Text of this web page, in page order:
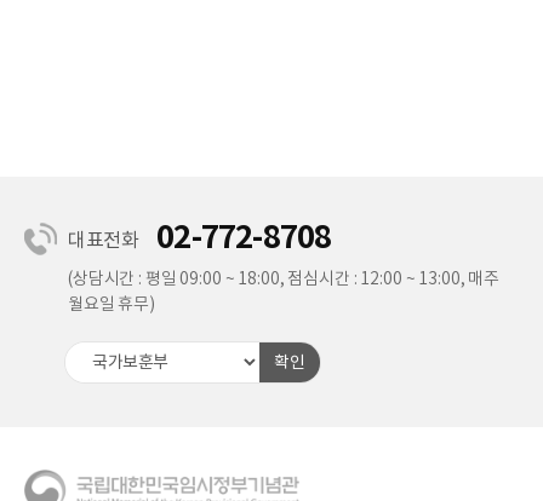
대표전화 02-772-8708
(상담시간 : 평일 09:00 ~ 18:00, 점심시간 : 12:00 ~ 13:00, 매주
월요일 휴무)
확인